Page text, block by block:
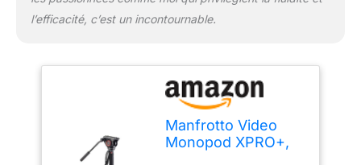
l’efficacité, c’est un incontournable.
Manfrotto Video
Monopod XPRO+,